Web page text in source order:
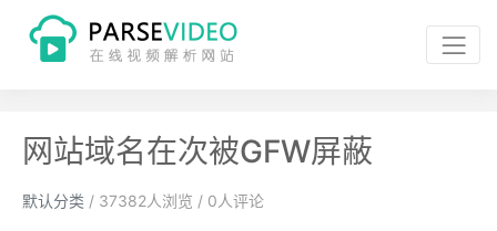
网站域名在次被GFW屏蔽
默认分类 / 37382人浏览 / 0 人评论